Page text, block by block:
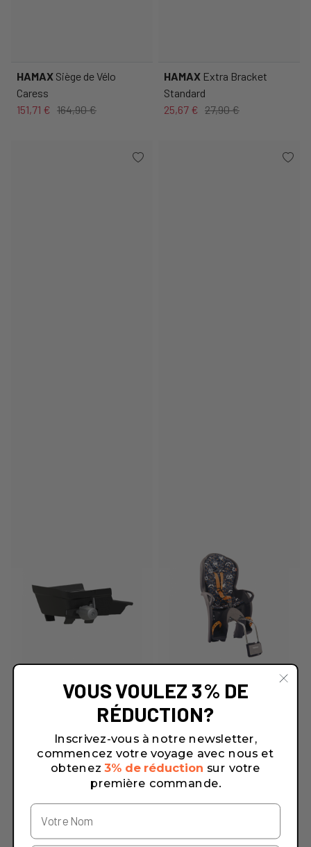
HAMAX Siège de Vélo
Caress
151,71 € 164,90 €
HAMAX Extra Bracket
Standard
25,67 € 27,90 €
VOUS VOULEZ 3% DE
RÉDUCTION?
Inscrivez-vous à notre newsletter,
commencez votre voyage avec nous et
obtenez 3% de réduction sur votre
première commande.